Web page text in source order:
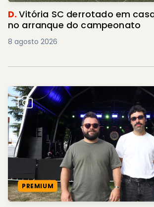
D.Vitória SC derrotado em
no arranque do campeonato
8 agosto 2026
PREMIUM